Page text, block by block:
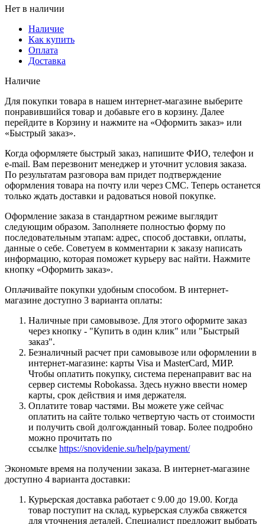
Нет в наличии
Наличие
Как купить
Оплата
Доставка
Наличие
Для покупки товара в нашем интернет-магазине выберите
понравившийся товар и добавьте его в корзину. Далее
перейдите в Корзину и нажмите на «Оформить заказ» или
«Быстрый заказ».
Когда оформляете быстрый заказ, напишите ФИО, телефон и
e-mail. Вам перезвонит менеджер и уточнит условия заказа.
По результатам разговора вам придет подтверждение
оформления товара на почту или через СМС. Теперь останется
только ждать доставки и радоваться новой покупке.
Оформление заказа в стандартном режиме выглядит
следующим образом. Заполняете полностью форму по
последовательным этапам: адрес, способ доставки, оплаты,
данные о себе. Советуем в комментарии к заказу написать
информацию, которая поможет курьеру вас найти. Нажмите
кнопку «Оформить заказ».
Оплачивайте покупки удобным способом. В интернет-
магазине доступно 3 варианта оплаты:
Наличные при самовывозе. Для этого оформите заказ
через кнопку - "Купить в один клик" или "Быстрый
заказ".
Безналичный расчет при самовывозе или оформлении в
интернет-магазине: карты Visa и MasterCard, МИР.
Чтобы оплатить покупку, система перенаправит вас на
сервер системы Robokassa. Здесь нужно ввести номер
карты, срок действия и имя держателя.
Оплатите товар частями. Вы можете уже сейчас
оплатить на сайте только четвертую часть от стоимости
и получить свой долгожданный товар. Более подробно
можно прочитать по
ссылке https://snovidenie.su/help/payment/
Экономьте время на получении заказа. В интернет-магазине
доступно 4 варианта доставки:
Курьерская доставка работает с 9.00 до 19.00. Когда
товар поступит на склад, курьерская служба свяжется
для уточнения деталей. Специалист предложит выбрать